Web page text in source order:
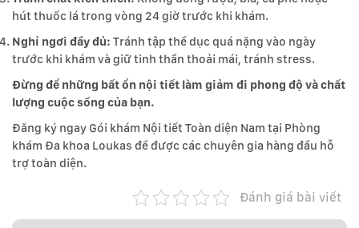
hút thuốc lá trong vòng 24 giờ trước khi khám.
Nghỉ ngơi đầy đủ: Tránh tập thể dục quá nặng vào ngày
trước khi khám và giữ tinh thần thoải mái, tránh stress.
Đừng để những bất ổn nội tiết làm giảm đi phong độ và chất
lượng cuộc sống của bạn.
Đăng ký ngay Gói khám Nội tiết Toàn diện Nam tại Phòng
khám Đa khoa Loukas để được các chuyên gia hàng đầu hỗ
trợ toàn diện.
Đánh giá bài viết